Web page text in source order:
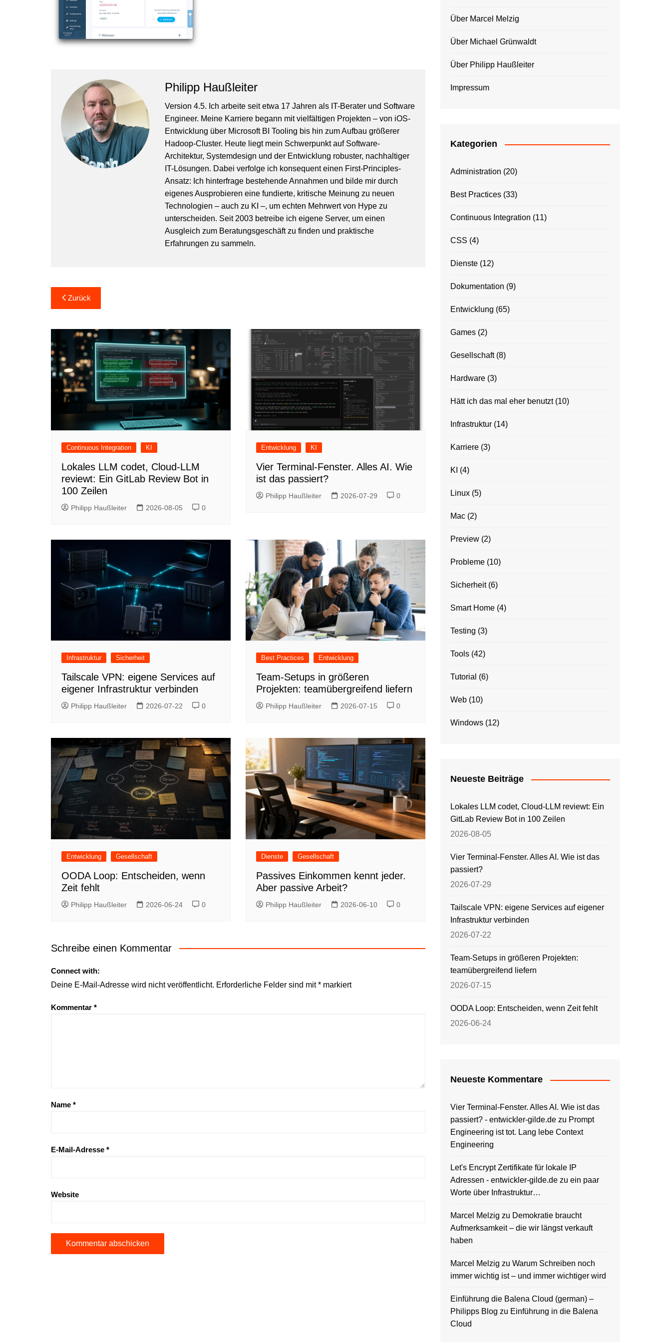
Philipp Haußleiter
Version 4.5. Ich arbeite seit etwa 17 Jahren als IT-Berater und Software
Engineer. Meine Karriere begann mit vielfältigen Projekten – von iOS-
Entwicklung über Microsoft BI Tooling bis hin zum Aufbau größerer
Hadoop-Cluster. Heute liegt mein Schwerpunkt auf Software-
Architektur, Systemdesign und der Entwicklung robuster, nachhaltiger
IT-Lösungen. Dabei verfolge ich konsequent einen First-Principles-
Ansatz: Ich hinterfrage bestehende Annahmen und bilde mir durch
eigenes Ausprobieren eine fundierte, kritische Meinung zu neuen
Technologien – auch zu KI –, um echten Mehrwert von Hype zu
unterscheiden. Seit 2003 betreibe ich eigene Server, um einen
Ausgleich zum Beratungsgeschäft zu finden und praktische
Erfahrungen zu sammeln.
Beitragsnavigation
Zurück
Continuous Integration KI
Lokales LLM codet, Cloud-LLM
reviewt: Ein GitLab Review Bot in
100 Zeilen
Philipp Haußleiter 2026-08-05 0
Entwicklung KI
Vier Terminal-Fenster. Alles AI. Wie
ist das passiert?
Philipp Haußleiter 2026-07-29 0
Infrastruktur Sicherheit
Tailscale VPN: eigene Services auf
eigener Infrastruktur verbinden
Philipp Haußleiter 2026-07-22 0
Best Practices Entwicklung
Team-Setups in größeren
Projekten: teamübergreifend liefern
Philipp Haußleiter 2026-07-15 0
Entwicklung Gesellschaft
OODA Loop: Entscheiden, wenn
Zeit fehlt
Philipp Haußleiter 2026-06-24 0
Dienste Gesellschaft
Passives Einkommen kennt jeder.
Aber passive Arbeit?
Philipp Haußleiter 2026-06-10 0
Schreibe einen Kommentar
Connect with:
Deine E-Mail-Adresse wird nicht veröffentlicht. Erforderliche Felder sind mit* markiert
Kommentar *
Name *
E-Mail-Adresse *
Website
Über Marcel Melzig
Über Michael Grünwaldt
Über Philipp Haußleiter
Impressum
Kategorien
Administration (20)
Best Practices (33)
Continuous Integration (11)
CSS (4)
Dienste (12)
Dokumentation (9)
Entwicklung (65)
Games (2)
Gesellschaft(8)
Hardware (3)
Hätt ich das mal eher benutzt(10)
Infrastruktur (14)
Karriere (3)
KI (4)
Linux (5)
Mac (2)
Preview (2)
Probleme (10)
Sicherheit(6)
Smart Home (4)
Testing (3)
Tools (42)
Tutorial (6)
Web (10)
Windows (12)
Neueste Beiträge
Lokales LLM codet, Cloud-LLM reviewt: Ein
GitLab Review Bot in 100 Zeilen
2026-08-05
Vier Terminal-Fenster. Alles AI. Wie ist das
passiert?
2026-07-29
Tailscale VPN: eigene Services auf eigener
Infrastruktur verbinden
2026-07-22
Team-Setups in größeren Projekten:
teamübergreifend liefern
2026-07-15
OODA Loop: Entscheiden, wenn Zeit fehlt
2026-06-24
Neueste Kommentare
Vier Terminal-Fenster. Alles AI. Wie ist das
passiert? - entwickler-gilde.de zu Prompt
Engineering ist tot. Lang lebe Context
Engineering
Let's Encrypt Zertifikate für lokale IP
Adressen - entwickler-gilde.de zu ein paar
Worte über Infrastruktur…
Marcel Melzig zu Demokratie braucht
Aufmerksamkeit – die wir längst verkauft
haben
Marcel Melzig zu Warum Schreiben noch
immer wichtig ist – und immer wichtiger wird
Einführung die Balena Cloud (german) –
Philipps Blog zu Einführung in die Balena
Cloud